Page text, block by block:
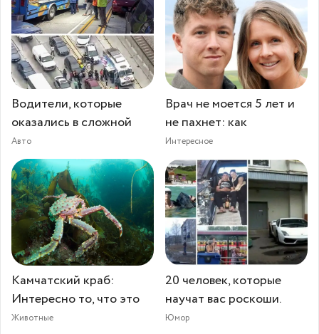
Водители, которые
оказались в сложной
Авто
Врач не моется 5 лет и
не пахнет: как
Интересное
Камчатский краб:
Интересно то, что это
Животные
20 человек, которые
научат вас роскоши.
Юмор